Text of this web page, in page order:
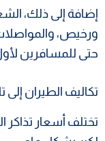
إضافة إلى ذلك،
ورخيص،
حتى للمسافرين
تكاليف الطيران إلى
تختلف أسعار